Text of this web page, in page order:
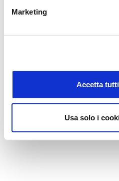
Marketing
Accetta
Usa solo i